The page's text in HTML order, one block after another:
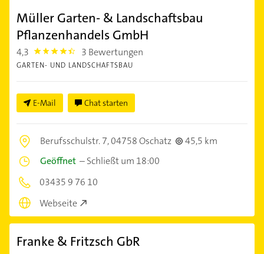
Müller Garten- & Landschaftsbau
Pflanzenhandels GmbH
4,3 4.3 3 Bewertungen
GARTEN- UND LANDSCHAFTSBAU
E-Mail Chat starten
Berufsschulstr. 7,04758 Oschatz
45,5 km
Geöffnet –Schließt um 18:00
03435 9 76 10
Webseite
Franke & Fritzsch GbR